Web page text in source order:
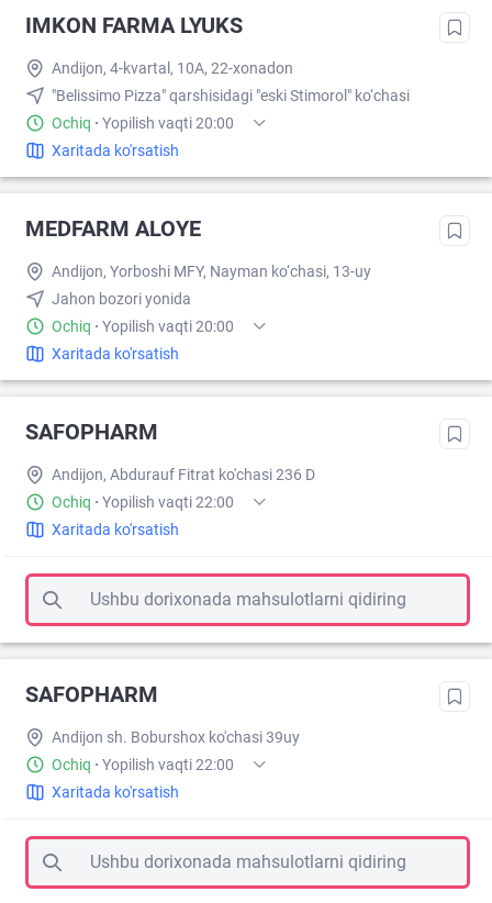
IMKON FARMA LYUKS
Andijon, 4-kvartal, 10A, 22-xonadon
"Belissimo Pizza" qarshisidagi "eski Stimorol" ko‘chasi
Ochiq · Yopilish vaqti 20:00
Xaritada ko'rsatish
MEDFARM ALOYE
Andijon, Yorboshi MFY, Nayman ko‘chasi, 13-uy
Jahon bozori yonida
Ochiq · Yopilish vaqti 20:00
Xaritada ko'rsatish
SAFOPHARM
Andijon, Abdurauf Fitrat ko'chasi 236 D
Ochiq · Yopilish vaqti 22:00
Xaritada ko'rsatish
Ushbu dorixonada mahsulotlarni qidiring
SAFOPHARM
Andijon sh. Boburshox ko'chasi 39uy
Ochiq · Yopilish vaqti 22:00
Xaritada ko'rsatish
Ushbu dorixonada mahsulotlarni qidiring